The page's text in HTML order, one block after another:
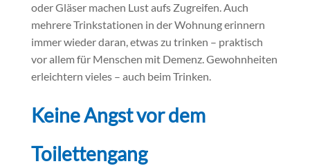
oder Gläser machen Lust aufs Zugreifen. Auch
mehrere Trinkstationen in der Wohnung erinnern
immer wieder daran, etwas zu trinken – praktisch
vor allem für Menschen mit Demenz. Gewohnheiten
erleichtern vieles – auch beim Trinken.
Keine Angst vor dem
Toilettengang